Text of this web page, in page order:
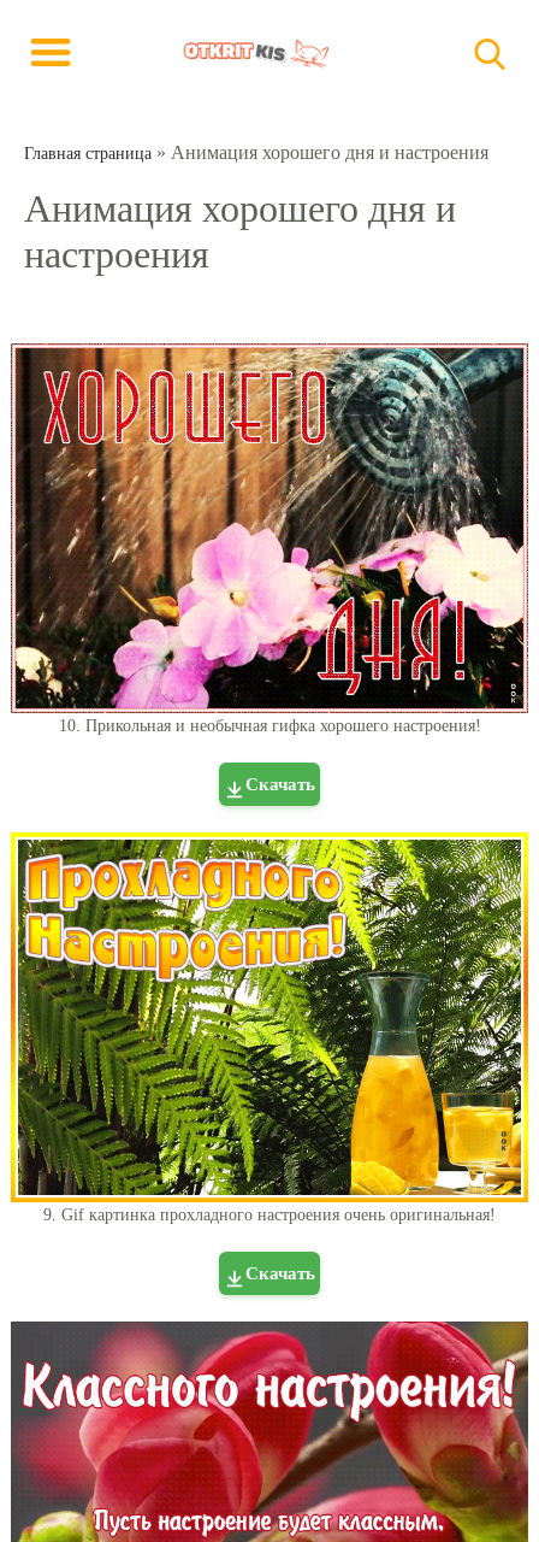
Главная страница » Анимация хорошего дня и настроения
Анимация хорошего дня и
настроения
10. Прикольная и необычная гифка хорошего настроения!
Скачать
9. Gif картинка прохладного настроения очень оригинальная!
Скачать